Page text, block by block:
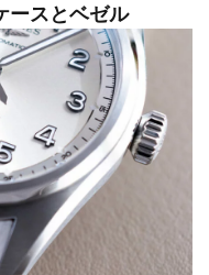
ースとベゼル